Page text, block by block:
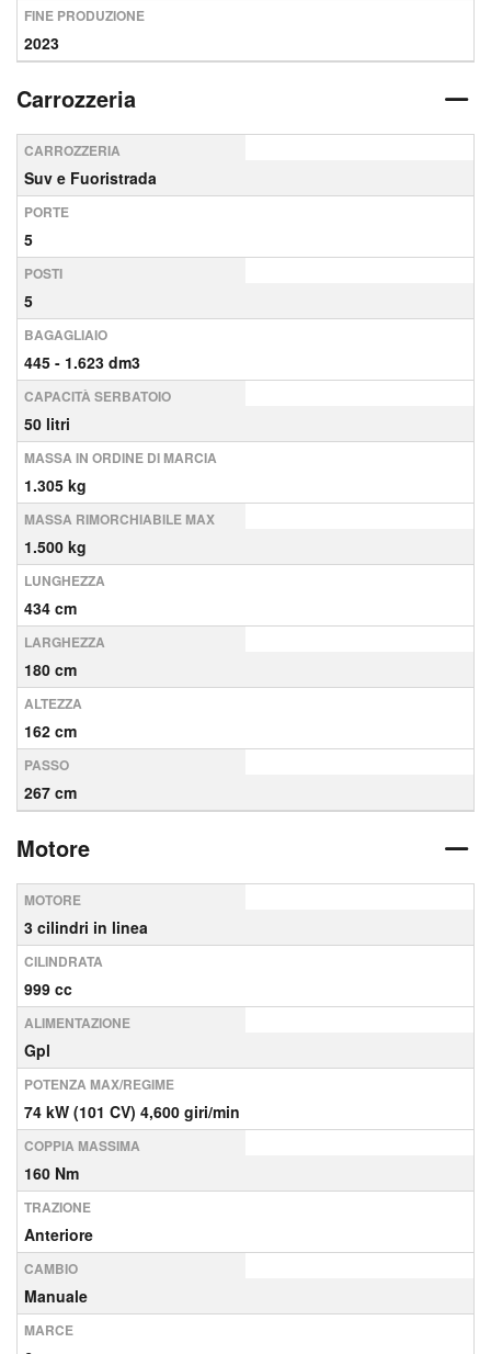
FINE PRODUZIONE
2023
Carrozzeria
CARROZZERIA
Suv e Fuoristrada
PORTE
5
POSTI
5
BAGAGLIAIO
445 - 1.623 dm3
CAPACITÀ SERBATOIO
50 litri
MASSA IN ORDINE DI MARCIA
1.305 kg
MASSA RIMORCHIABILE MAX
1.500 kg
LUNGHEZZA
434 cm
LARGHEZZA
180 cm
ALTEZZA
162 cm
PASSO
267 cm
Motore
MOTORE
3 cilindri in linea
CILINDRATA
999 cc
ALIMENTAZIONE
Gpl
POTENZA MAX/REGIME
74 kW (101 CV) 4,600 giri/min
COPPIA MASSIMA
160 Nm
TRAZIONE
Anteriore
CAMBIO
Manuale
MARCE